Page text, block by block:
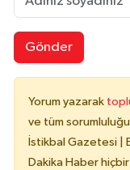
Gönder
Yorum yazarak
ve tüm
İstikbal Gazetesi |
Dakika Haber